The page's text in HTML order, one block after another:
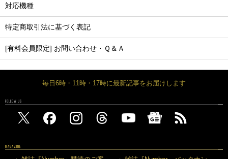
対応機種
特定商取引法に基づく表記
[有料会員限定] お問い合わせ・Ｑ＆Ａ
毎日6時・11時・17時に最新記事をお届けします
FOLLOW US
MAGAZINE